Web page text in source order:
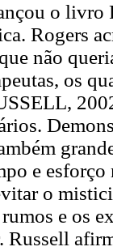
o livro
Rogers
não
os
e
o
e os
Russell